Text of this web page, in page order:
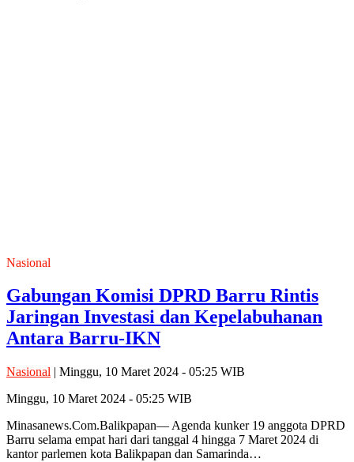
Nasional
Gabungan Komisi DPRD Barru Rintis
Jaringan Investasi dan Kepelabuhanan
Antara Barru-IKN
Nasional | Minggu, 10 Maret 2024 - 05:25 WIB
Minggu, 10 Maret 2024 - 05:25 WIB
Minasanews.Com.Balikpapan— Agenda kunker 19 anggota DPRD
Barru selama empat hari dari tanggal 4 hingga 7 Maret 2024 di
kantor parlemen kota Balikpapan dan Samarinda…